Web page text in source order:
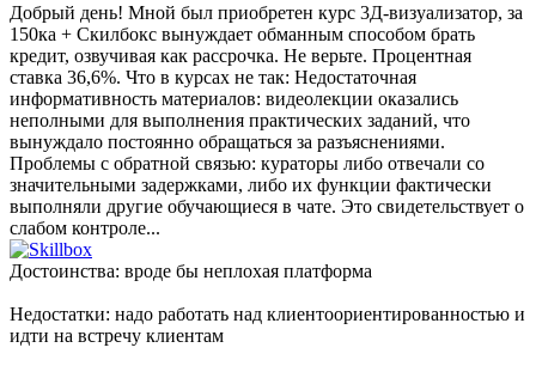
Добрый день! Мной был приобретен курс 3Д-визуализатор, за
150ка + Скилбокс вынуждает обманным способом брать
кредит, озвучивая как рассрочка. Не верьте. Процентная
ставка 36,6%. Что в курсах не так: Недостаточная
информативность материалов: видеолекции оказались
неполными для выполнения практических заданий, что
вынуждало постоянно обращаться за разъяснениями.
Проблемы с обратной связью: кураторы либо отвечали со
значительными задержками, либо их функции фактически
выполняли другие обучающиеся в чате. Это свидетельствует о
слабом контроле...
Достоинства: вроде бы неплохая платформа
Недостатки: надо работать над клиентоориентированностью и
идти на встречу клиентам